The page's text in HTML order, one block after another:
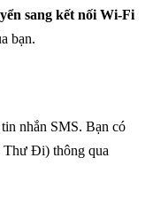
sang kết nối Wi-Fi
bạn.
nhắn SMS. Bạn có
Đi) thông qua